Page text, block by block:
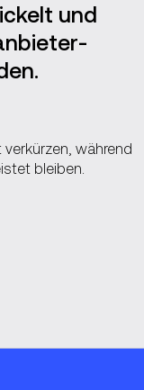
und
während
bleiben.